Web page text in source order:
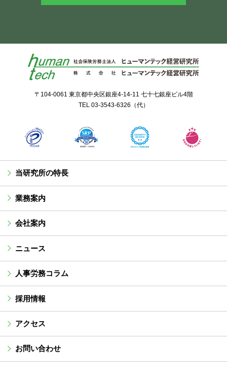
〒104-0061 東京都中央区銀座4-14-11 七十七銀座ビル4階
TEL 03-3543-6326 （代）
当研究所の特長
業務案内
会社案内
ニュース
人事労務コラム
採用情報
アクセス
お問い合わせ